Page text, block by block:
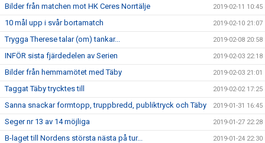
Bilder från matchen mot HK Ceres Norrtälje 2019-02-11 10:45
10 mål upp i svår bortamatch 2019-02-10 21:07
Trygga Therese talar (om) tankar... 2019-02-08 20:58
INFÖR sista fjärdedelen av Serien 2019-02-03 22:18
Bilder från hemmamötet med Täby 2019-02-03 21:01
Taggat Täby trycktes till 2019-02-02 17:25
Sanna snackar formtopp, truppbredd, publiktryck och Täby 2019-01-31 16:45
Seger nr 13 av 14 möjliga 2019-01-27 22:28
B-laget till Nordens största nästa på tur... 2019-01-24 22:30